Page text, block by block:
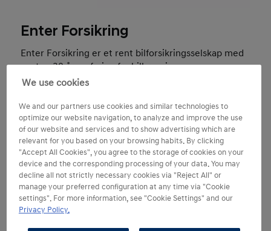
Enter Forsikring
Enter Forsikring er et rent bilforsikringsselskap med
nesten 30 års erfaring fra bilbransjen.
Enter Forsikring
Telefon 915 07070
Kundeservice: 08.00 - 17.00
Skadeservice: 24- timers vakttelefon
We use cookies
We and our partners use cookies and similar technologies to
optimize our website navigation, to analyze and improve the use
of our website and services and to show advertising which are
relevant for you based on your browsing habits. By clicking
"Accept All Cookies", you agree to the storage of cookies on your
device and the corresponding processing of your data. You may
decline all not strictly necessary cookies via "Reject All" or
manage your preferred configuration at any time via "Cookie
settings". For more information, see "Cookie Settings" and our
Privacy Policy.